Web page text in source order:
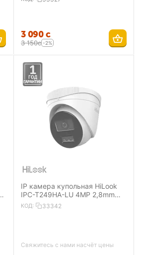
Mic Dual Light MD 2.0
3 090с
3 150с -2%
IP камера купольная HiLook
IPC-T249HA-LU 4MP 2,8mm
2560×1440 IP67 IR30 m PoE
Mic Dual Light MD 2.0 ColorVu
КОД: 33342
Свяжитесь с нами насчёт цены